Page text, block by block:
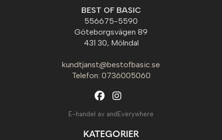
BEST OF BASIC
556675-5590
Göteborgsvägen 89
431 30, Mölndal
kundtjanst@bestofbasic.se
Telefon: 0736005060
E-handel av andEverywhere
KATEGORIER